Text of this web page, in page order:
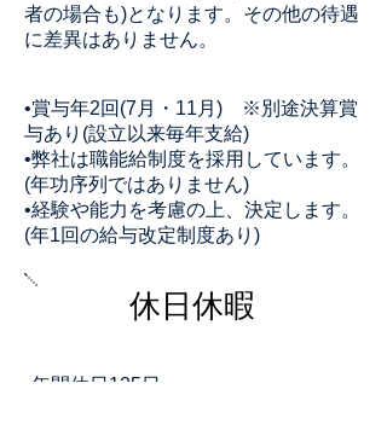
者の場合も)となります。その他の待遇
に差異はありません。
•賞与年2回(7月・11月) ※別途決算賞
与あり(設立以来毎年支給)
•弊社は職能給制度を採用しています。
(年功序列ではありません)
•経験や能力を考慮の上、決定します。
(年1回の給与改定制度あり)
​休日休暇
•年間休日125日